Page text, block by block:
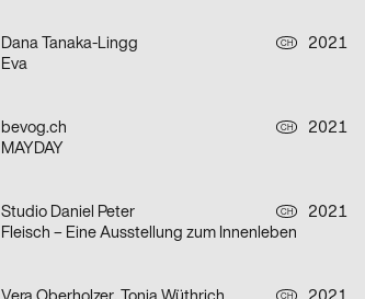
Dana Tanaka-Lingg CH
2021
Eva
bevog.ch CH
2021
MAYDAY
Studio Daniel Peter CH
2021
Fleisch – Eine Ausstellung zum Innenleben
CH